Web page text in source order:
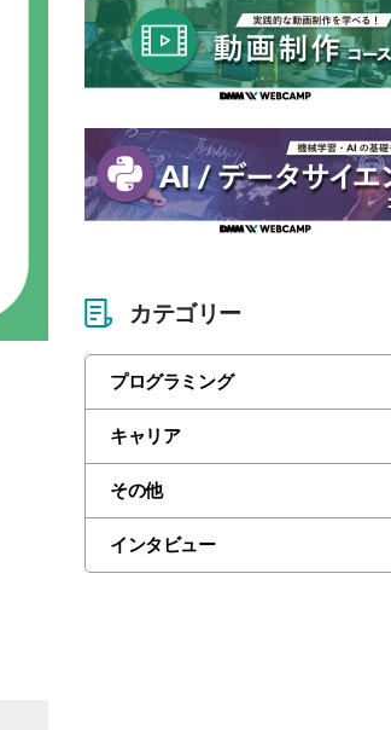
カテゴリー
プログラミング
キャリア
その他
インタビュー